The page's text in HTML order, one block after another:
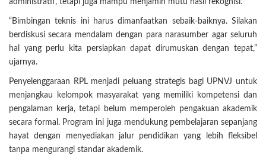
administratif, tetapi juga mampu menjamin mutu hasil rekognisi.
“Bimbingan teknis ini harus dimanfaatkan sebaik-baiknya. Silakan
berdiskusi secara mendalam dengan para narasumber agar seluruh
hal yang perlu kita persiapkan dapat dirumuskan dengan tepat,”
ujarnya.
Penyelenggaraan RPL menjadi peluang strategis bagi UPNVJ untuk
menjangkau kelompok masyarakat yang memiliki kompetensi dan
pengalaman kerja, tetapi belum memperoleh pengakuan akademik
secara formal. Program ini juga mendukung pembelajaran sepanjang
hayat dengan menyediakan jalur pendidikan yang lebih fleksibel
tanpa mengurangi standar akademik.